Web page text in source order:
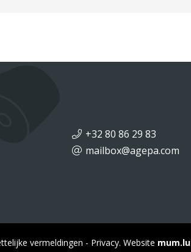
+32 80 86 29 83
mailbox@agepa.com
vermeldingen - Privacy. Website mum.lu